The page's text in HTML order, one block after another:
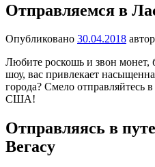
Отправляемся в
Опубликовано 30.04.2018
Любите роскошь и звон монет,
шоу, вас привлекает
города? Смело отправляйтесь
США!
Отправляясь в
Вегасу